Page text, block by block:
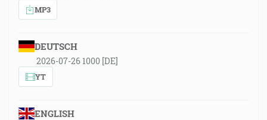
MP3
DEUTSCH
2026-07-26 1000 [DE]
YT
ENGLISH